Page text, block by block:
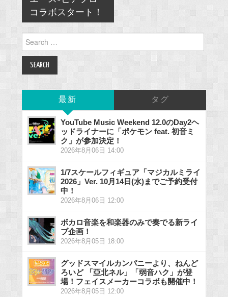
コラボスタート！
Search
for:
最新 タグ
YouTube Music Weekend 12.0のDay2ヘ
ッドライナーに「ポケモン feat. 初音ミ
ク」が参加決定！
2026年8月06日 14:00
1/7スケールフィギュア「マジカルミライ
2026」Ver. 10月14日(水)までご予約受付
中！
2026年8月06日 12:00
ボカロ音楽を和楽器のみで奏でる新ライ
ブ企画！
2026年8月05日 18:00
グッドスマイルカンパニーより、ねんど
ろいど 「亞北ネル」「弱音ハク」が登
場！フェイスメーカーコラボも開催中！
2026年8月05日 12:00